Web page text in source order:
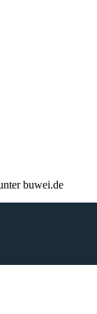
buwei.de